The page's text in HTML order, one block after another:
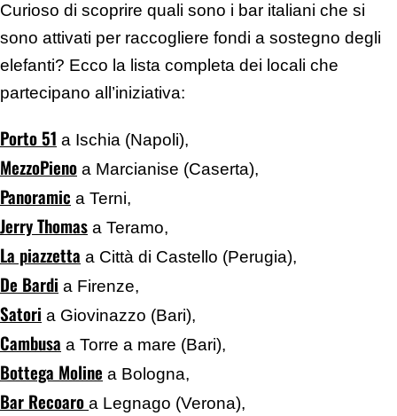
Curioso di scoprire quali sono i bar italiani che si
sono attivati per raccogliere fondi a sostegno degli
elefanti? Ecco la lista completa dei locali che
partecipano all’iniziativa:
Porto 51 a Ischia (Napoli),
MezzoPieno a Marcianise (Caserta),
Panoramic a Terni,
Jerry Thomas a Teramo,
La piazzetta a Città di Castello (Perugia),
De Bardi a Firenze,
Satori a Giovinazzo (Bari),
Cambusa a Torre a mare (Bari),
Bottega Moline a Bologna,
Bar Recoaro a Legnago (Verona),